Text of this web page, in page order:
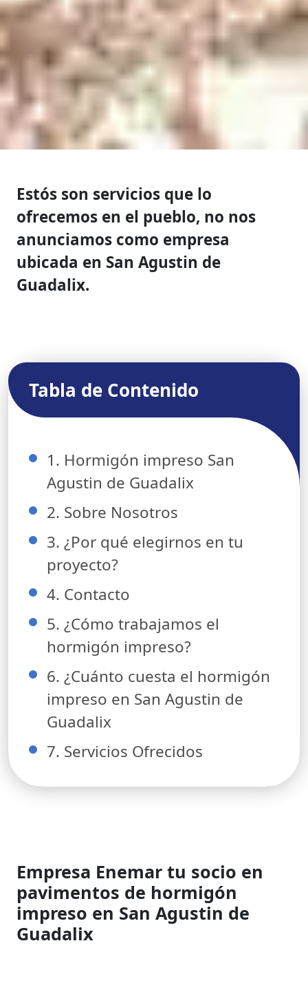
Estós son servicios que lo
ofrecemos en el pueblo, no nos
anunciamos como empresa
ubicada en San Agustin de
Guadalix.
Tabla de Contenido
1. Hormigón impreso San
Agustin de Guadalix
2. Sobre Nosotros
3. ¿Por qué elegirnos en tu
proyecto?
4. Contacto
5. ¿Cómo trabajamos el
hormigón impreso?
6. ¿Cuánto cuesta el hormigón
impreso en San Agustin de
Guadalix
7. Servicios Ofrecidos
Empresa Enemar tu socio en
pavimentos de hormigón
impreso en San Agustin de
Guadalix